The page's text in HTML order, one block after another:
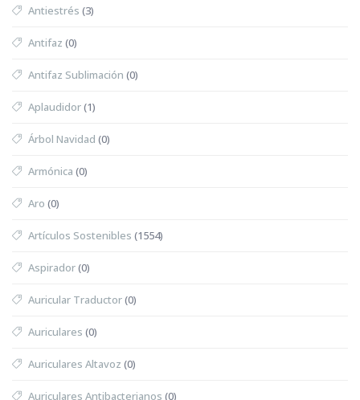
Antiestrés (3)
Antifaz (0)
Antifaz Sublimación (0)
Aplaudidor(1)
Árbol Navidad (0)
Armónica (0)
Aro (0)
Artículos Sostenibles (1554)
Aspirador(0)
Auricular Traductor(0)
Auriculares (0)
Auriculares Altavoz (0)
Auriculares Antibacterianos (0)